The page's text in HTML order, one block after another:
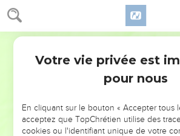
NE MANQUEZ PAS
DE L’ANNÉE !
Votre vie privée est
pour nous
En cliquant sur le bouton « Accepter tous
acceptez que TopChrétien utilise des
cookies ou l'identifiant unique de votre